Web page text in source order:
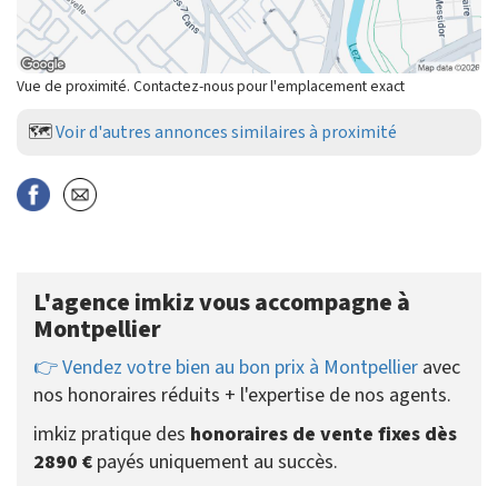
Vue de proximité. Contactez-nous pour l'emplacement exact
🗺️Voir d'autres annonces similaires à proximité
L'agence imkiz vous accompagne à
Montpellier
👉 Vendez votre bien au bon prix à Montpellier avec
nos honoraires réduits + l'expertise de nos agents.
imkiz pratique des honoraires de vente fixes dès
2890 € payés uniquement au succès.